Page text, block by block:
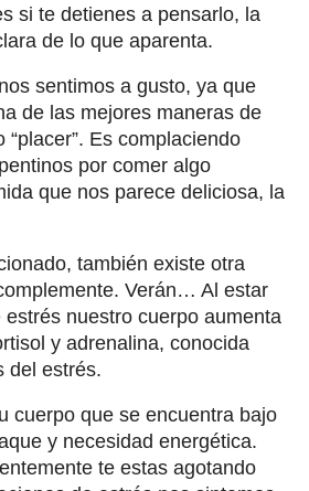
si te detienes a pensarlo, la
de lo que aparenta.
sentimos a gusto, ya que
de las mejores maneras de
Es complaciendo
por comer algo
que nos parece deliciosa, la
también existe otra
Verán… Al estar
nuestro cuerpo aumenta
y adrenalina, conocida
del estrés.
cuerpo que se encuentra bajo
y necesidad energética.
te estas agotando